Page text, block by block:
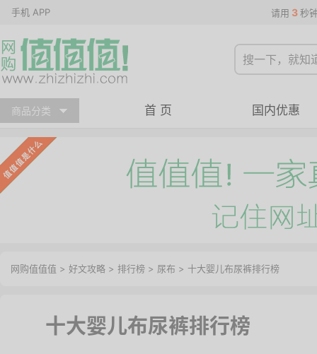
手机 APP 请用 3 秒
商品分类 首 页 国内优惠
网购值值值 > 好文攻略 > 排行榜 > 尿布 > 十大婴儿布尿裤排行榜
十大婴儿布尿裤排行榜